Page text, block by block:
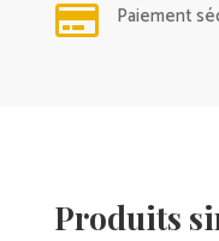
 Paiement
Produits